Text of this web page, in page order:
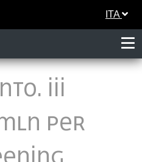
ITA
III
PER